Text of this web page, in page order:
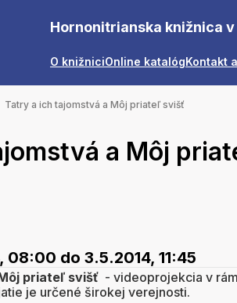
Hornonitrianska knižnica
O knižniciOnline katalógKontakt
Tatry a ich tajomstvá a Môj priateľ svišť
a Môj
08:00 do 3.5.2014, 11:45
priateľ svišť - videoprojekcia v
je určené širokej verejnosti.